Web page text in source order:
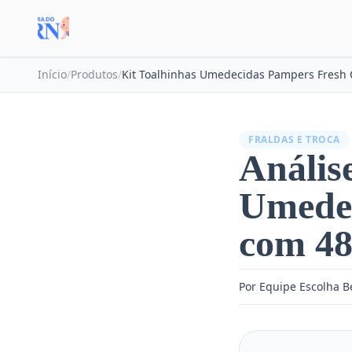
Início/Produtos/
FRALDAS E TROCA
com
Por Equipe Escolha